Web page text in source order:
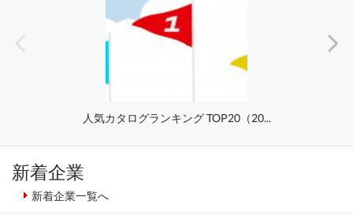
人気カタログランキング TOP20（20...
新着企業
新着企業一覧へ